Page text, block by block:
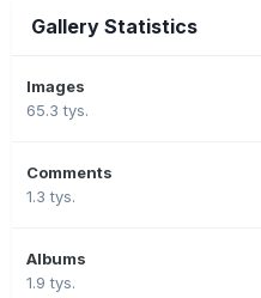
Gallery Statistics
Images
65.3 tys.
Comments
1.3 tys.
Albums
1.9 tys.